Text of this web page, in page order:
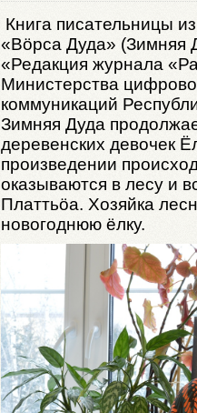
Книга писательницы
«Вӧрса Дуда» (Зимняя
«Редакция журнала
Министерства
коммуникаций
Зимняя Дуда
деревенских девочек
произведении
оказываются в лесу и
Платтьӧа. Хозяйка
новогоднюю ёлку.